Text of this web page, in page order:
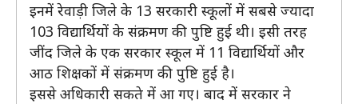
इनमें रेवाड़ी जिले के 13 सरकारी स्कूलों में सबसे ज्यादा
103 विद्यार्थियों के संक्रमण की पुष्टि हुई थी। इसी तरह
जींद जिले के एक सरकार स्कूल में 11 विद्यार्थियों और
आठ शिक्षकों में संक्रमण की पुष्टि हुई है।
इससे अधिकारी सकते में आ गए। बाद में सरकार ने